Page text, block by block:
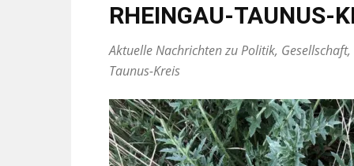
RHEINGAU-TAUNUS-
Aktuelle Nachrichten zu Politik,
Taunus-Kreis